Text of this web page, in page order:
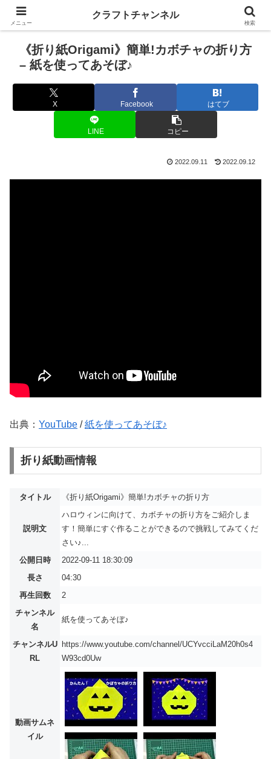
《折り紙Origami》簡単!カボチャの折り方
– 紙を使ってあそぼ♪
X Facebook はてブ
LINE コピー
2022.09.11 2022.09.12
出典： YouTube /紙を使ってあそぼ♪
折り紙動画情報
タイトル 《折り紙Origami》簡単!カボチャの折り方
説明文
ハロウィンに向けて、カボチャの折り方をご紹介しま
す！簡単にすぐ作ることができるので挑戦してみてくだ
さい♪...
公開日時
2022-09-11 18:30:09
長さ
04:30
再生回数
2
チャンネル
名
紙を使ってあそぼ♪
チャンネルU
RL
https://www.youtube.com/channel/UCYvcciLaM20h0s4
W93cd0Uw
動画サムネ
イル
メニュー
クラフトチャンネル
検索